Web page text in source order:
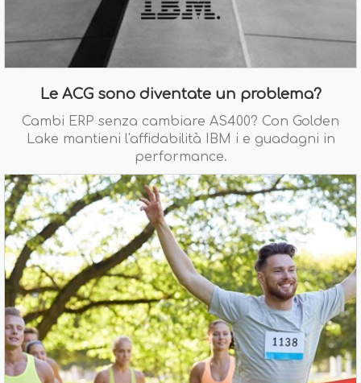
Le ACG sono diventate un problema?
Cambi ERP senza cambiare AS400? Con Golden
Lake mantieni l'affidabilità IBM i e guadagni in
performance.